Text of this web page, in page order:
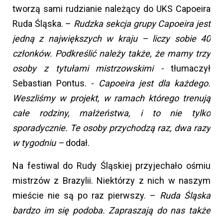
tworzą sami rudzianie należący do UKS Capoeira
Ruda Śląska. – Rudzka sekcja grupy Capoeira jest
jedną z największych w kraju – liczy sobie 40
członków. Podkreślić należy także, że mamy trzy
osoby z tytułami mistrzowskimi -tłumaczył
Sebastian Pontus. - Capoeira jest dla każdego.
Weszliśmy w projekt, w ramach którego trenują
całe rodziny, małżeństwa, i to nie tylko
sporadycznie. Te osoby przychodzą raz, dwa razy
w tygodniu – dodał.
Na festiwal do Rudy Śląskiej przyjechało ośmiu
mistrzów z Brazylii. Niektórzy z nich w naszym
mieście nie są po raz pierwszy. – Ruda Śląska
bardzo im się podoba. Zapraszają do nas także